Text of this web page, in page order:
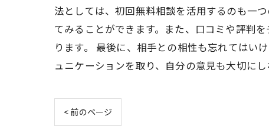
法としては、初回無料相談を活用するのも一
てみることができます。また、口コミや評判
ります。 最後に、相手との相性も忘れてはい
ュニケーションを取り、自分の意見も大切に
< 前のページ